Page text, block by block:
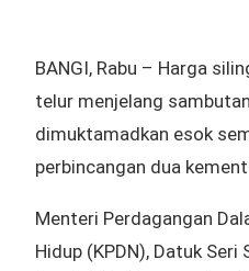
BANGI, Rabu – Harga
telur menjelang
dimuktamadkan esok
perbincangan dua
Menteri Perdagangan
Hidup (KPDN), Datuk